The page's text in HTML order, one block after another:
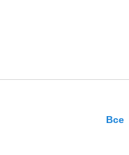
Все